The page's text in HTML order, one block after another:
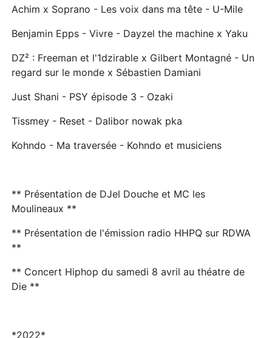
Achim x Soprano - Les voix dans ma tête - U-Mile
Benjamin Epps - Vivre - Dayzel the machine x Yaku
DZ² : Freeman et l'1dzirable x Gilbert Montagné - Un
regard sur le monde x Sébastien Damiani
Just Shani - PSY épisode 3 - Ozaki
Tissmey - Reset - Dalibor nowak pka
Kohndo - Ma traversée - Kohndo et musiciens
** Présentation de DJel Douche et MC les
Moulineaux **
** Présentation de l'émission radio HHPQ sur RDWA
**
** Concert Hiphop du samedi 8 avril au théatre de
Die **
*2022*